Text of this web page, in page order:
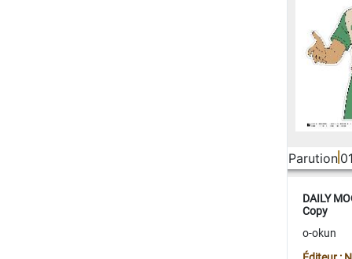
Parution
DAILY
Copy
o-okun